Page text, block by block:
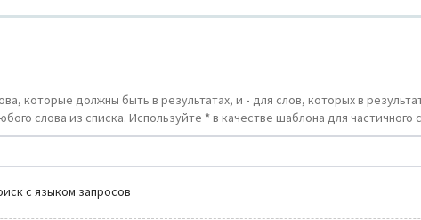
которые должны быть в результатах, и - для слов, которых в
слова из списка. Используйте *в качестве шаблона для частичного
с языком запросов